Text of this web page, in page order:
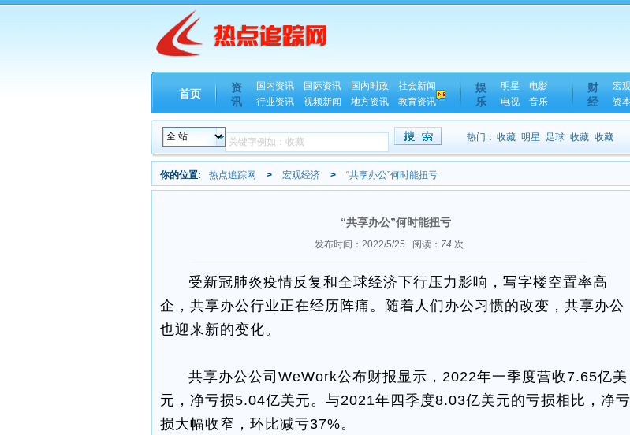
首页
资
讯
国内资讯 国际资讯 国内时政
社会新闻
行业资讯
视频新闻 地方资讯 教育资讯
娱
乐
明星
电影
电视
音乐
财
经
宏
资
热门： 收藏 明星 足球 收藏 收藏
你的位置: 热点追踪网 > 宏观经济 > “共享办公”何时能扭亏
“共享办公”何时能扭亏
发布时间：2022/5/25 阅读： 74 次
受新冠肺炎疫情反复和全球经济下行压力影响，写字楼空置率高
企，共享办公行业正在经历阵痛。随着人们办公习惯的改变，共享办公
也迎来新的变化。
共享办公公司WeWork公布财报显示，2022年一季度营收7.65亿美
元，净亏损5.04亿美元。与2021年四季度8.03亿美元的亏损相比，净亏
损大幅收窄，环比减亏37%。